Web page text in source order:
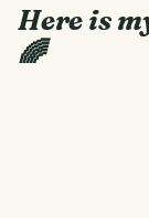
Here is
🌈